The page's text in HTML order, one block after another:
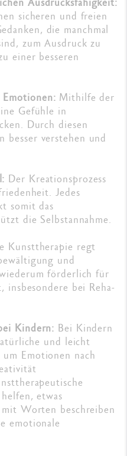
sicheren und freien
die manchmal
zum Ausdruck zu
einer besseren
Mithilfe der
Gefühle in
Durch diesen
besser verstehen und
Der Kreationsprozess
Jedes
somit das
die Selbstannahme.
Kunsttherapie regt
und
förderlich für
bei Reha-
Kindern: Bei Kindern
und leicht
Emotionen nach
etwas
Worten beschreiben
emotionale